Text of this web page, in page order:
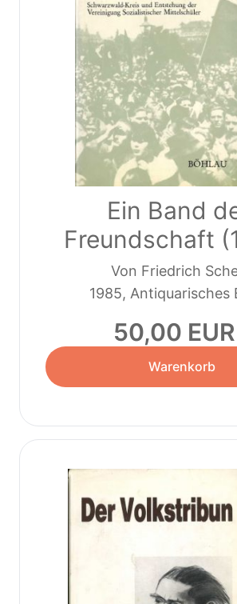
Ein Band
Freundschaft
Von Friedrich
1985, Antiquarisches
50,00 EUR
Warenkorb